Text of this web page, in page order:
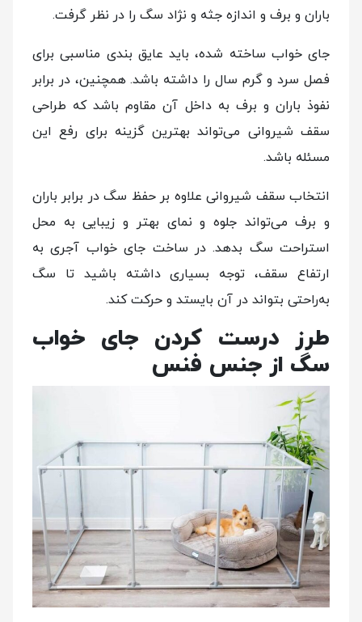
باران و برف و اندازه جثه و نژاد سگ را در نظر گرفت.
جای خواب ساخته شده، باید عایق بندی مناسبی برای
فصل سرد و گرم سال را داشته باشد. همچنین، در برابر
نفوذ باران و برف به داخل آن مقاوم باشد که طراحی
سقف شیروانی می‌تواند بهترین گزینه برای رفع این
مسئله باشد.
انتخاب سقف شیروانی علاوه بر حفظ سگ در برابر باران
و برف می‌تواند جلوه و نمای بهتر و زیبایی به محل
استراحت سگ بدهد. در ساخت جای خواب آجری به
ارتفاع سقف، توجه بسیاری داشته باشید تا سگ
به‌راحتی بتواند در آن بایستد و حرکت کند.
طرز درست کردن جای خواب
سگ از جنس فنس